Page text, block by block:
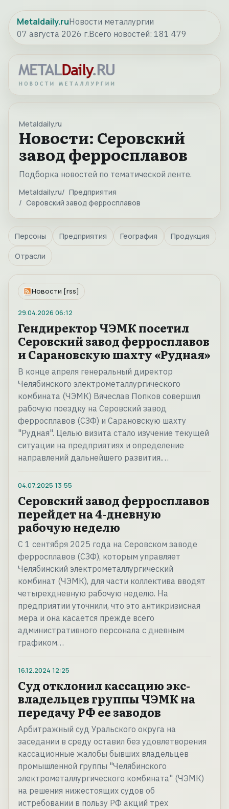
Metaldaily.ruНовости металлургии
07 августа 2026 г.Всего новостей: 181 479
Metaldaily.ru
Новости: Серовский
завод ферросплавов
Подборка новостей по тематической ленте.
Metaldaily.ru
Предприятия
Серовский завод ферросплавов
Персоны Предприятия География Продукция
Отрасли
Новости [rss]
29.04.2026 06:12
Гендиректор ЧЭМК посетил
Серовский завод ферросплавов
и Сарановскую шахту «Рудная»
В конце апреля генеральный директор
Челябинского электрометаллургического
комбината (ЧЭМК) Вячеслав Попков совершил
рабочую поездку на Серовский завод
ферросплавов (СЗФ) и Сарановскую шахту
"Рудная". Целью визита стало изучение текущей
ситуации на предприятиях и определение
направлений дальнейшего развития.…
04.07.2025 13:55
Серовский завод ферросплавов
перейдет на 4-дневную
рабочую неделю
С 1 сентября 2025 года на Серовском заводе
ферросплавов (СЗФ), которым управляет
Челябинский электрометаллургический
комбинат (ЧЭМК), для части коллектива вводят
четырехдневную рабочую неделю. На
предприятии уточнили, что это антикризисная
мера и она касается прежде всего
административного персонала с дневным
графиком…
16.12.2024 12:25
Суд отклонил кассацию экс-
владельцев группы ЧЭМК на
передачу РФ ее заводов
Арбитражный суд Уральского округа на
заседании в среду оставил без удовлетворения
кассационные жалобы бывших владельцев
промышленной группы "Челябинского
электрометаллургического комбината" (ЧЭМК)
на решения нижестоящих судов об
истребовании в пользу РФ акций трех